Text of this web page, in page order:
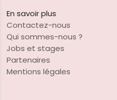
En savoir plus
Contactez-nous
Qui sommes-nous ?
Jobs et stages
Partenaires
Mentions légales